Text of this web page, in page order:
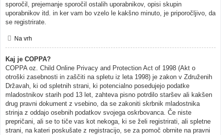
sporočil, prejemanje sporočil ostalih uporabnikov, opisi skupin
uporabnikov itd. in ker vam bo vzelo le kakšno minuto, je priporočljivo, da
se registrirate.
Na vrh
Kaj je COPPA?
COPPA oz. Child Online Privacy and Protection Act of 1998 (Akt o
otroški zasebnosti in zaščiti na spletu iz leta 1998) je zakon v Združenih
Državah, ki od spletnih strani, ki potencialno posedujejo podatke
mladostnikov starih pod 13 let, zahteva pisno potrdilo staršev ali kakšen
drug pravni dokument z vsebino, da se zakoniti skrbnik mladostnika
strinja z oddajo osebnih podatkov svojega oskrbovanca. Če niste
prepričani, ali se to tiče vas kot nekoga, ki se želi registrirati, ali spletne
strani, na kateri poskušate z registracijo, se za pomoč obrnite na pravni